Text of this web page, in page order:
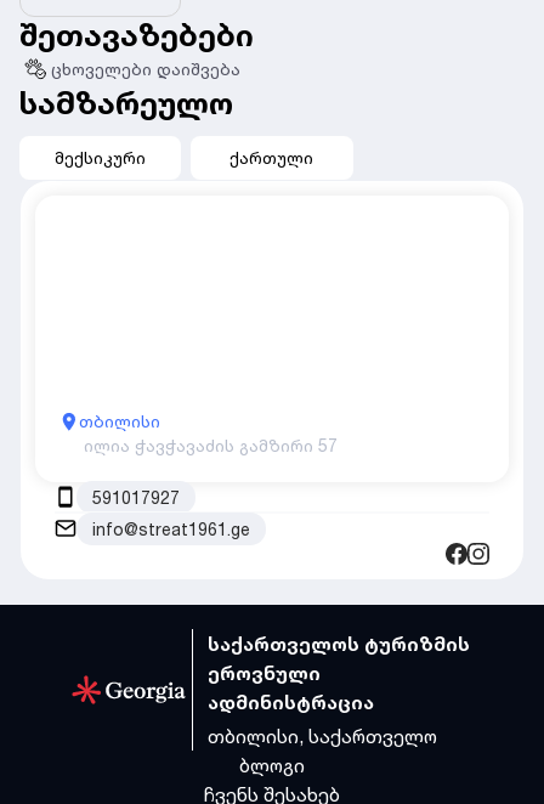
შეთავაზებები
ცხოველები დაიშვება
სამზარეულო
მექსიკური ქართული
თბილისი
ილია ჭავჭავაძის გამზირი 57
591017927
info@streat1961.ge
საქართველოს ტურიზმის
ეროვნული
ადმინისტრაცია
თბილისი, საქართველო
ბლოგი
ჩვენს შესახებ